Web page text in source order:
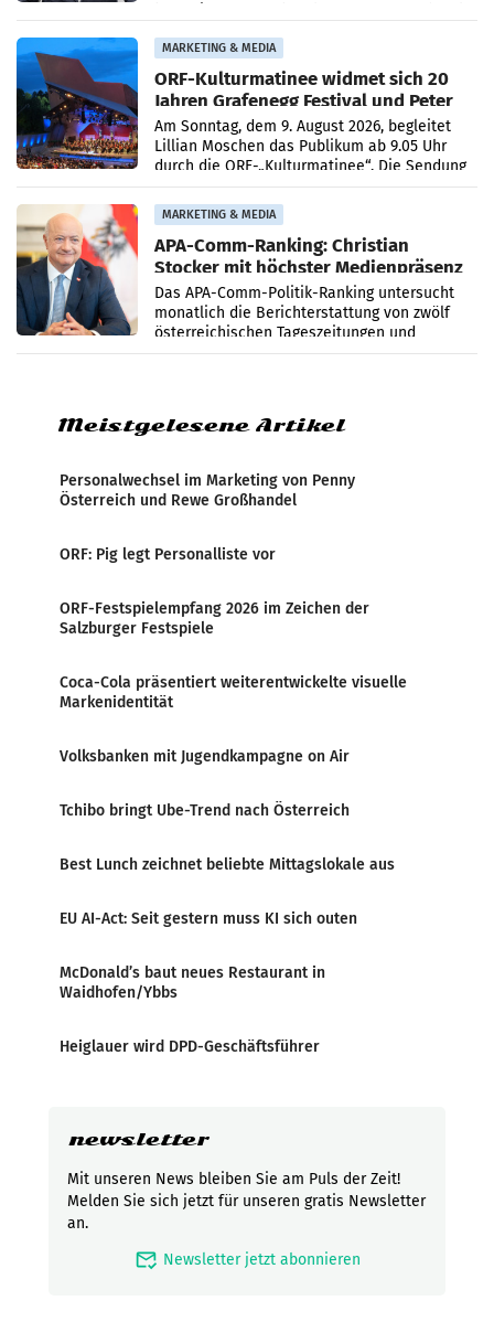
MARKETING & MEDIA
ORF-Kulturmatinee widmet sich 20
Jahren Grafenegg Festival und Peter
Simonischek
Am Sonntag, dem 9. August 2026, begleitet
Lillian Moschen das Publikum ab 9.05 Uhr
durch die ORF-„Kulturmatinee“. Die Sendung
startet mit der Dokumentation „20 Jahre
Grafenegg
MARKETING & MEDIA
APA-Comm-Ranking: Christian
Stocker mit höchster Medienpräsenz
im Juli
Das APA-Comm-Politik-Ranking untersucht
monatlich die Berichterstattung von zwölf
österreichischen Tageszeitungen und
analysiert, welche Politikerinnen und
Meistgelesene Artikel
Personalwechsel im Marketing von Penny
Österreich und Rewe Großhandel
ORF: Pig legt Personalliste vor
ORF-Festspielempfang 2026 im Zeichen der
Salzburger Festspiele
Coca-Cola präsentiert weiterentwickelte visuelle
Markenidentität
Volksbanken mit Jugendkampagne on Air
Tchibo bringt Ube-Trend nach Österreich
Best Lunch zeichnet beliebte Mittagslokale aus
EU AI-Act: Seit gestern muss KI sich outen
McDonald’s baut neues Restaurant in
Waidhofen/Ybbs
Heiglauer wird DPD-Geschäftsführer
newsletter
Mit unseren News bleiben Sie am Puls der Zeit!
Melden Sie sich jetzt für unseren gratis Newsletter
an.
mark_email_read Newsletter jetzt abonnieren